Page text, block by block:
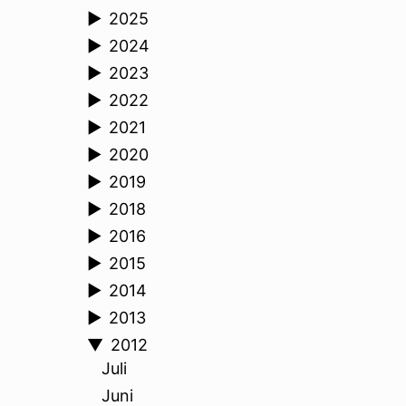
► 2025
► 2024
► 2023
► 2022
► 2021
► 2020
► 2019
► 2018
► 2016
► 2015
► 2014
► 2013
▼ 2012
Juli
Juni